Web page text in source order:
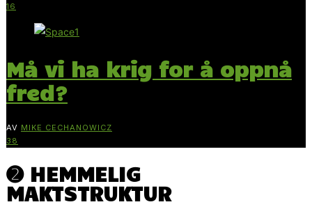
16
Må vi ha krig for å oppnå
fred?
AV MIKE CECHANOWICZ
38
➋ HEMMELIG
MAKTSTRUKTUR